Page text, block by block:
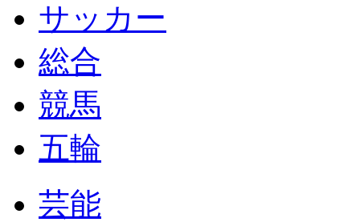
サッカー
総合
競馬
五輪
芸能